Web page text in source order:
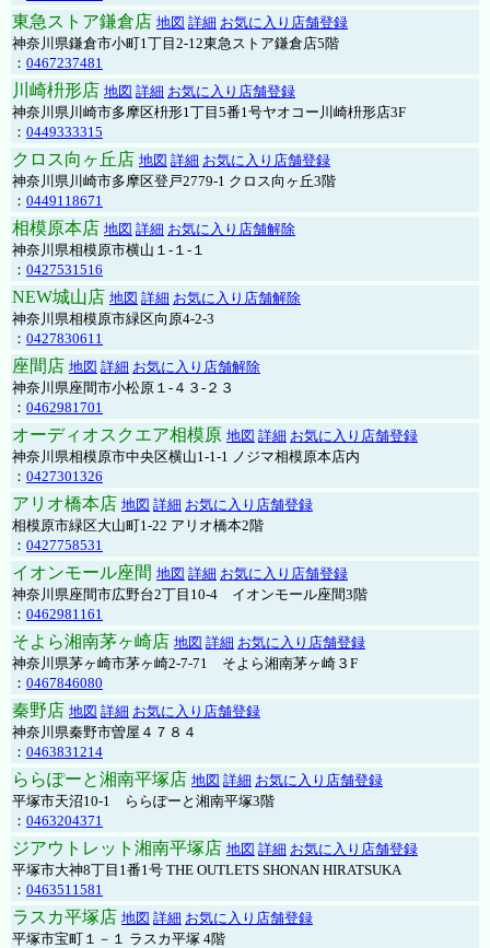
東急ストア鎌倉店 地図 詳細 お気に入り店舗登録
神奈川県鎌倉市小町1丁目2-12東急ストア鎌倉店5階
： 0467237481
川崎枡形店 地図 詳細 お気に入り店舗登録
神奈川県川崎市多摩区枡形1丁目5番1号ヤオコー川崎枡形店3F
： 0449333315
クロス向ヶ丘店 地図 詳細 お気に入り店舗登録
神奈川県川崎市多摩区登戸2779-1 クロス向ヶ丘3階
： 0449118671
相模原本店 地図 詳細 お気に入り店舗解除
神奈川県相模原市横山１-１-１
： 0427531516
NEW城山店 地図 詳細 お気に入り店舗解除
神奈川県相模原市緑区向原4-2-3
： 0427830611
座間店 地図 詳細 お気に入り店舗解除
神奈川県座間市小松原１-４３-２３
： 0462981701
オーディオスクエア相模原 地図 詳細 お気に入り店舗登録
神奈川県相模原市中央区横山1-1-1 ノジマ相模原本店内
： 0427301326
アリオ橋本店 地図 詳細 お気に入り店舗登録
相模原市緑区大山町1-22 アリオ橋本2階
： 0427758531
イオンモール座間 地図 詳細 お気に入り店舗登録
神奈川県座間市広野台2丁目10-4 イオンモール座間3階
： 0462981161
そよら湘南茅ヶ崎店 地図 詳細 お気に入り店舗登録
神奈川県茅ヶ崎市茅ヶ崎2‐7‐71 そよら湘南茅ヶ崎３F
： 0467846080
秦野店 地図 詳細 お気に入り店舗登録
神奈川県秦野市曽屋４７８４
： 0463831214
ららぽーと湘南平塚店 地図 詳細 お気に入り店舗登録
平塚市天沼10-1 ららぽーと湘南平塚3階
： 0463204371
ジアウトレット湘南平塚店 地図 詳細 お気に入り店舗登録
平塚市大神8丁目1番1号 THE OUTLETS SHONAN HIRATSUKA
： 0463511581
ラスカ平塚店 地図 詳細 お気に入り店舗登録
平塚市宝町１－１ ラスカ平塚 4階